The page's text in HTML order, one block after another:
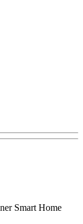
Smart Home